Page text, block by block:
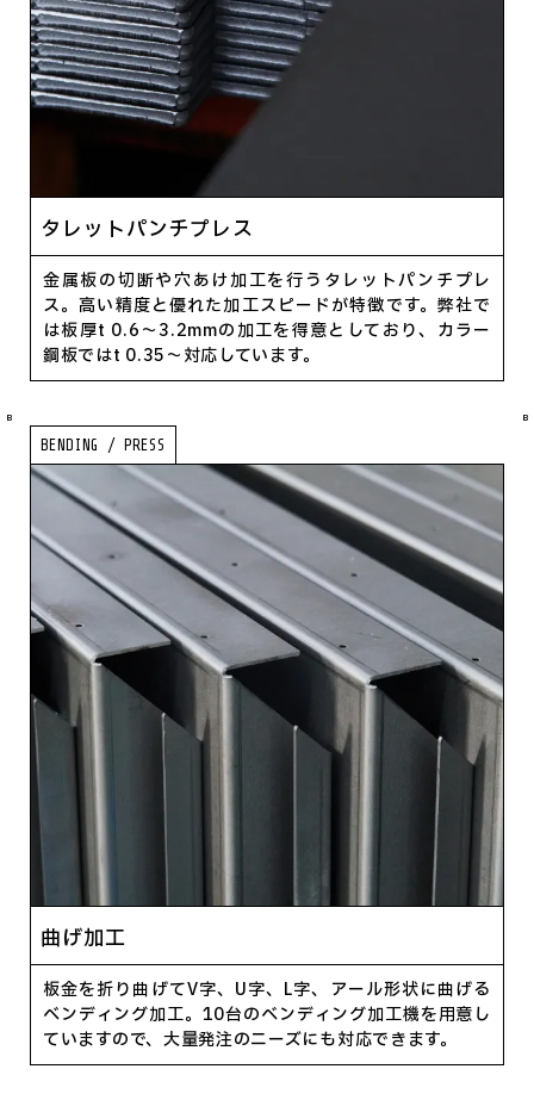
B B
タレットパンチプレス
金属板の切断や穴あけ加工を行うタレットパンチプレ
ス。高い精度と優れた加工スピードが特徴です。弊社で
は板厚t 0.6～3.2mmの加工を得意としており、カラー
鋼板ではt 0.35〜対応しています。
BENDING / PRESS
曲げ加工
板金を折り曲げてV字、U字、L字、アール形状に曲げる
ベンディング加工。10台のベンディング加工機を用意し
ていますので、大量発注のニーズにも対応できます。